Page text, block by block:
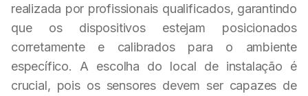
realizada por profissionais qualificados, garantindo
que os dispositivos estejam posicionados
corretamente e calibrados para o ambiente
específico. A escolha do local de instalação é
crucial, pois os sensores devem ser capazes de